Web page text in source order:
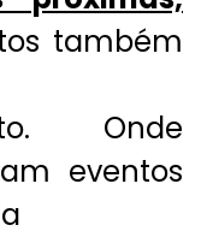
também
Onde
eventos